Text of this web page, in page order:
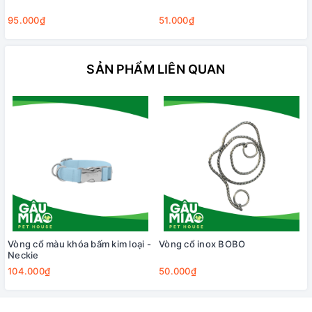
95.000₫ 51.000₫
SẢN PHẨM LIÊN QUAN
Vòng cổ màu khóa bấm kim loại -
Neckie
104.000₫
Vòng cổ inox BOBO
50.000₫